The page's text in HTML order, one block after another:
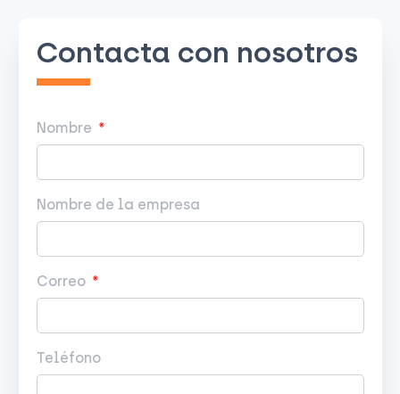
Contacta con nosotros
Nombre
Nombre de la empresa
Correo
Teléfono